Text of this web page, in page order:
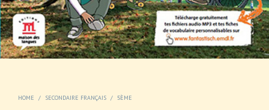
HOME / SECONDAIRE FRANÇAIS / 5ÈME